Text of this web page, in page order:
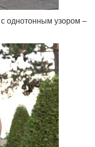
однотонным узором –